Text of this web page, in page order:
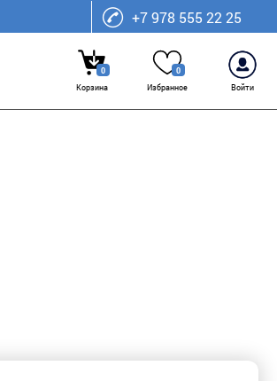
+7 978 555 22 25
0
Корзина
0
Избранное
Войти